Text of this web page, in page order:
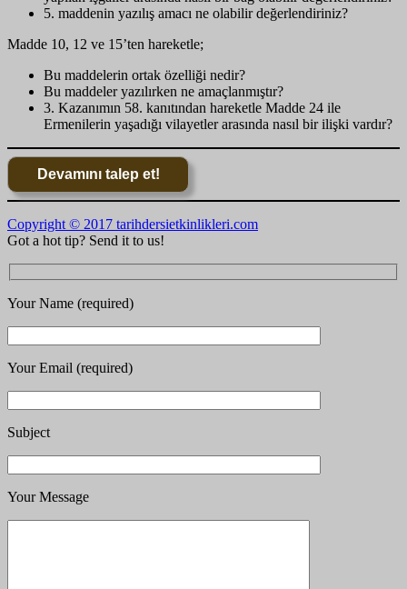
5. maddenin yazılış amacı ne olabilir değerlendiriniz?
Madde 10, 12 ve 15’ten hareketle;
Bu maddelerin ortak özelliği nedir?
Bu maddeler yazılırken ne amaçlanmıştır?
3. Kazanımın 58. kanıtından hareketle Madde 24 ile
Ermenilerin yaşadığı vilayetler arasında nasıl bir ilişki vardır?
Copyright © 2017 tarihdersietkinlikleri.com
Got a hot tip? Send it to us!
Your Name (required)
Your Email (required)
Subject
Your Message